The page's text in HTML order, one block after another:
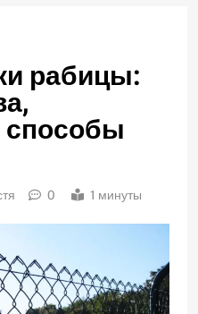
рабицы:
способы
0 1 минуты